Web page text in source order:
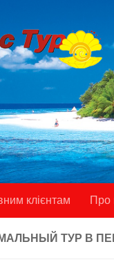
клієнтам Про
ТУР В